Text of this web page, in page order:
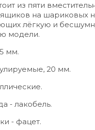
из пяти
на шариковых
лёгкую и
модели.
мм.
20 мм.
- лакобель.
- фацет.